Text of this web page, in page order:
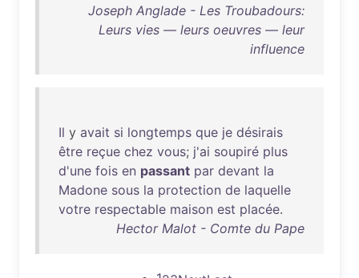
Joseph Anglade - Les Troubadours:
Leurs vies — leurs oeuvres — leur
influence
Il y avait si longtemps que je désirais
être reçue chez vous; j'ai soupiré plus
d'une fois en passant par devant la
Madone sous la protection de laquelle
votre respectable maison est placée.
Hector Malot - Comte du Pape